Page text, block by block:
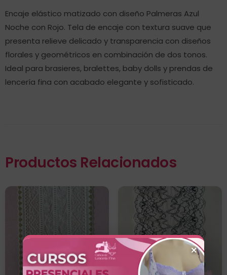
Encaje elástico matizado con diseño Palmeras Azul
Noche con Rojo. Tela de encaje con textura suave que
presenta relieve delicado y transparencia con diseños
florales y geométricos en combinación de dos tonos.
Ideal para brasieres, bralettes, baby dolls y prendas de
lencería fina con acabado elegante y sofisticado.
Productos Relacionados
×